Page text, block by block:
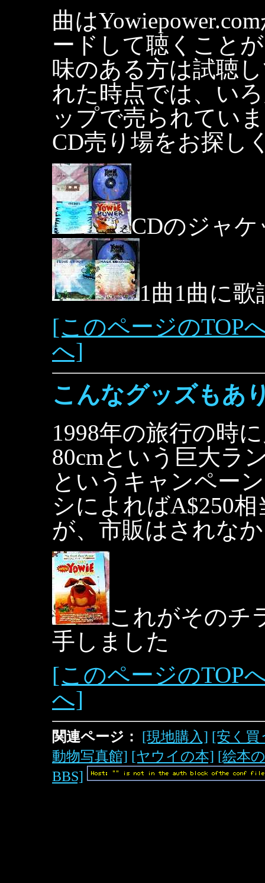
曲は
ードして聴くこと
味のある方は試聴
れた時点では、い
ップで売られてい
CD売り場をお探し
CDのジャ
1曲1曲に
[このページのTOP
へ]
こんなグッズもあ
1998年の旅行の時
80cmという巨大ラ
というキャンペー
シによればA$250
が、市販はされな
これがそのチ
手しました
[このページのTOP
へ]
関連ページ： [現地購入] [安く買
動物写真館] [ヤウイの本] [絵本
BBS]